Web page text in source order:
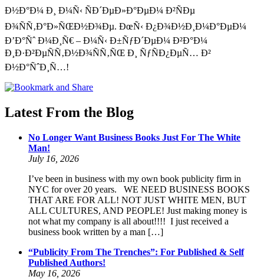
Ð½Ð°Ð¼ Ð¸ Ð¼Ñ‹ ÑÐ´ÐµÐ»Ð°ÐµÐ¼ Ð²ÑÐµ
Ð¾ÑÑ‚Ð°Ð»ÑŒÐ½Ð¾Ðµ. ÐœÑ‹ Ð¿Ð¾Ð½Ð¸Ð¼Ð°ÐµÐ¼
Ð’Ð°Ñˆ Ð¼Ð¸Ñ€ – Ð¼Ñ‹ Ð±ÑƒÐ´ÐµÐ¼ Ð²Ð°Ð¼
Ð¸Ð·Ð²ÐµÑÑ‚Ð½Ð¾ÑÑ‚ÑŒ Ð¸ ÑƒÑÐ¿ÐµÑ… Ð²
Ð½Ð°ÑˆÐ¸Ñ…!
Latest From the Blog
No Longer Want Business Books Just For The White
Man!
July 16, 2026
I’ve been in business with my own book publicity firm in
NYC for over 20 years. WE NEED BUSINESS BOOKS
THAT ARE FOR ALL! NOT JUST WHITE MEN, BUT
ALL CULTURES, AND PEOPLE! Just making money is
not what my company is all about!!!! I just received a
business book written by a man […]
“Publicity From The Trenches”: For Published & Self
Published Authors!
May 16, 2026